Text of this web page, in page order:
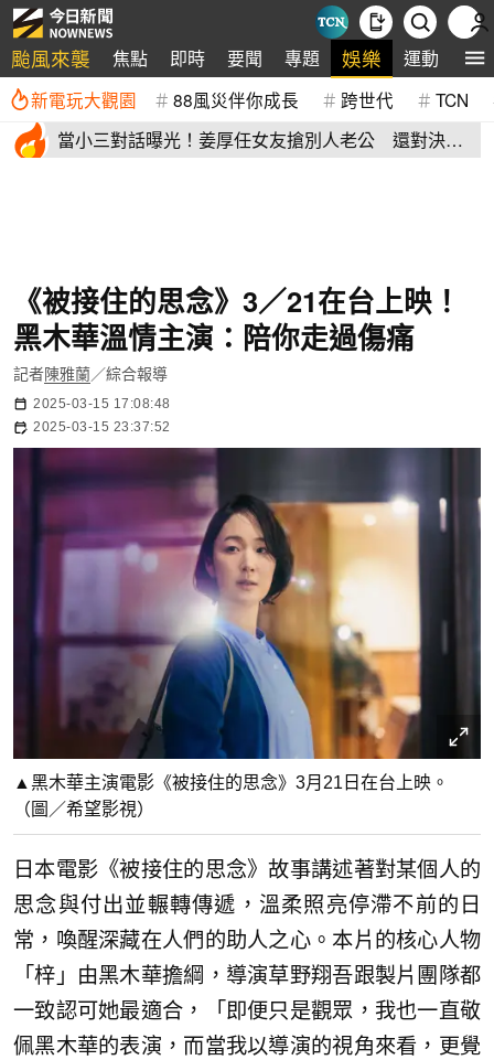
颱風來襲 焦點 即時 要聞 專題 娛樂 運動 全
新電玩大觀園 88風災伴你成長 跨世代 TCN
當小三對話曝光！姜厚任女友搶別人老公 還對決正
《被接住的思念》3／21在台上映！
黑木華溫情主演：陪你走過傷痛
記者陳雅蘭／綜合報導
2025-03-15 17:08:48
2025-03-15 23:37:52
▲黑木華主演電影《被接住的思念》3月21日在台上映。
（圖／希望影視）
日本電影《被接住的思念》故事講述著對某個人的
思念與付出並輾轉傳遞，溫柔照亮停滯不前的日
常，喚醒深藏在人們的助人之心。本片的核心人物
「梓」由黑木華擔綱，導演草野翔吾跟製片團隊都
一致認可她最適合，「即便只是觀眾，我也一直敬
佩黑木華的表演，而當我以導演的視角來看，更覺